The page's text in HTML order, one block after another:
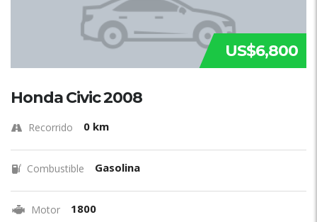
US$6,800
Honda Civic 2008
Recorrido 0 km
Combustible Gasolina
Motor 1800